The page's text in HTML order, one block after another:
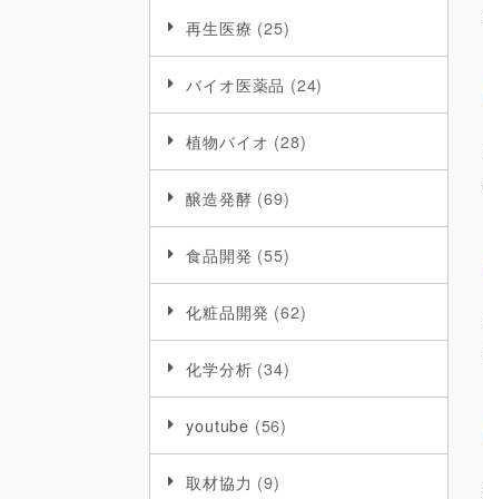
再生医療 (25)
バイオ医薬品 (24)
植物バイオ (28)
醸造発酵 (69)
食品開発 (55)
化粧品開発 (62)
化学分析 (34)
youtube (56)
取材協力 (9)